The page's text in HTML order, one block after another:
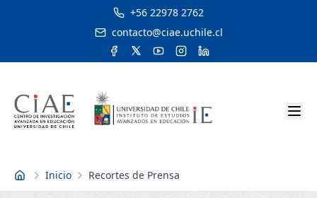
+56 22978 2762
contacto@ciae.uchile.cl
Inicio Inicio Recortes de Prensa